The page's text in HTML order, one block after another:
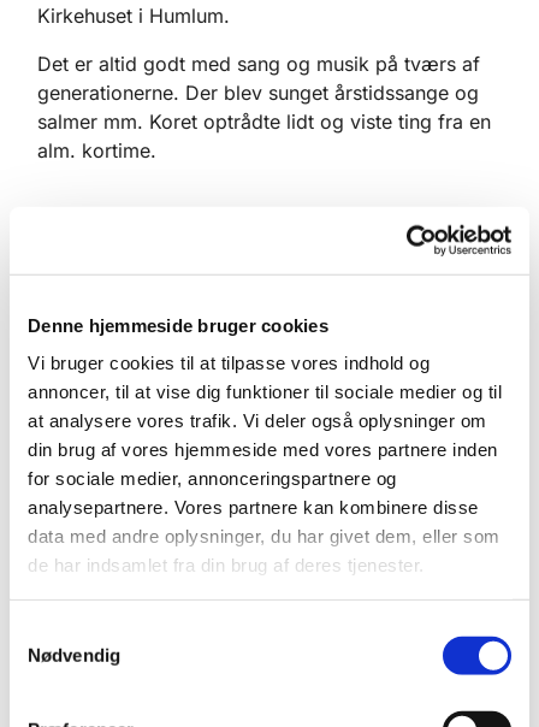
Denne hjemmeside bruger cookies
Vi bruger cookies til at tilpasse vores indhold og
annoncer, til at vise dig funktioner til sociale medier og til
at analysere vores trafik. Vi deler også oplysninger om
din brug af vores hjemmeside med vores partnere inden
for sociale medier, annonceringspartnere og
analysepartnere. Vores partnere kan kombinere disse
data med andre oplysninger, du har givet dem, eller som
de har indsamlet fra din brug af deres tjenester.
Nødvendig
Kirkehuset i Humlum.
Det er altid godt med sang og musik på tværs af
generationerne. Der blev sunget årstidssange og
salmer mm. Koret optrådte lidt og viste ting fra en
alm. kortime.